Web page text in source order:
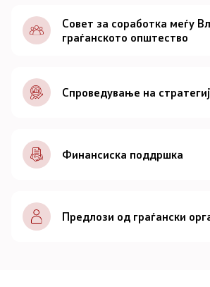
Документи
Совет
За советот
Документи
Записници и дневни редови од
Советот
Совет за соработка меѓу
граѓанското општество
Спроведување на
Финансиска поддршка
Предлози од граѓански